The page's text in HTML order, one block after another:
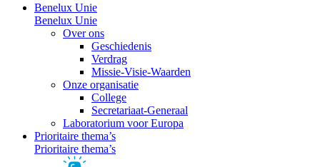
Benelux Unie
Benelux Unie
Over ons
Geschiedenis
Verdrag
Missie-Visie-Waarden
Onze organisatie
College
Secretariaat-Generaal
Laboratorium voor Europa
Prioritaire thema’s
Prioritaire thema’s